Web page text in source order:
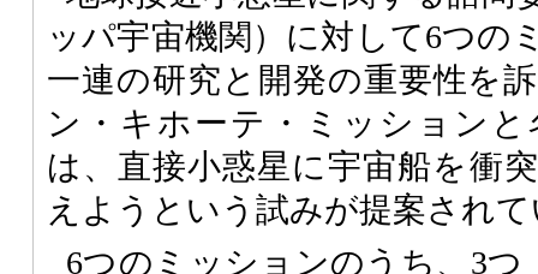
ッパ宇宙機関）に対して6つの
一連の研究と開発の重要性を
ン・キホーテ・ミッション
は、直接小惑星に宇宙船を衝
えようという試みが提案され
6つのミッションのうち、3つ